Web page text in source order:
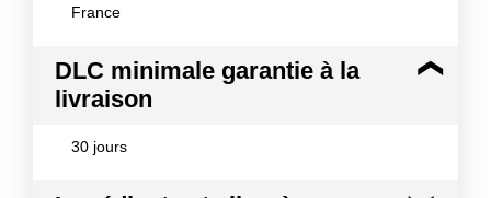
France
DLC minimale garantie à la
livraison
30 jours